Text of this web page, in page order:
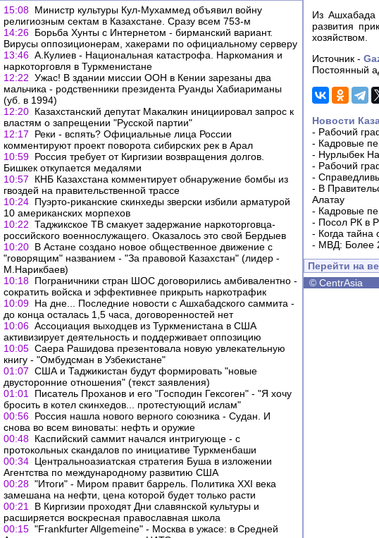
15:08 Министр культуры Кул-Мухаммед объявил войну
религиозным сектам в Казахстане. Сразу всем 753-м
14:26 Борьба Хунты с Интернетом - бирманский вариант.
Вирусы оппозиционерам, хакерами по официальному серверу
13:46 А.Кулиев - Национальная катастрофа. Наркомания и
наркоторговля в Туркменистане
12:22 Ужас! В здании миссии ООН в Кении зарезаны два
мальчика - родственники президента Руанды Хабиариманы
(уб. в 1994)
12:20 Казахстанский депутат Макалкин инициировал запрос к
властям о запрещении "Русской партии"
12:17
Реки - вспять? Официальные лица России
комментируют проект поворота сибирских рек в Арал
10:59 Россия требует от Киргизии возвращения долгов.
Бишкек откупается медалями
10:57
КНБ Казахстана комментирует обнаружение бомбы из
гвоздей на правительственной трассе
10:24 Пуэрто-риканские скинхеды зверски избили арматурой
10 американских морпехов
10:22 Таджикское ТВ смакует задержание наркоторговца-
российского военнослужащего. Оказалось это свой Бердыев
10:20 В Астане создано новое общественное движение с
"говорящим" названием - "За правовой Казахстан" (лидер -
М.Нарикбаев)
10:18 Пограничники стран ШОС договорились амбивалентно -
сократить войска и эффективнее прикрыть наркотрафик
10:09 На дне... Последние новости с Ашхабадского саммита -
до конца осталась 1,5 часа, договоренностей нет
10:06 Ассоциация выходцев из Туркменистана в США
активизирует деятельность и поддерживает оппозицию
10:05 Саера Рашидова презентовала новую увлекательную
книгу - "Омбудсман в Узбекистане"
01:07 США и Таджикистан будут формировать "новые
двусторонние отношения" (текст заявления)
01:01
Писатель Проханов и его "Господин Гексоген" - "Я хочу
бросить в котел скинхедов... протестующий ислам"
00:56 Россия нашла нового верного союзника - Судан. И
снова во всем виноваты: нефть и оружие
00:48 Каспийский саммит начался интригующе - с
протокольных скандалов по инициативе Туркменбаши
00:34 Центральноазиатская стратегия Буша в изложении
Агентства по международному развитию США
00:28 "Итоги" - Миром правит баррель. Политика XXI века
замешана на нефти, цена которой будет только расти
00:21
В Киргизии проходят Дни славянской культуры и
расширяется воскресная православная школа
00:15 "Frankfurter Allgemeine" - Москва в ужасе: в Средней
Из Ашхабада
развития
хозяйством.
Источник -
Постоянный
Новости
- Рабочий
- Кадровые
- Нурлыбек
- Рабочий
-
- В
Алатау
- Кадровые
- Посол РК в
- Когда
- МВД: Более
Перейти на
© CentrAsia